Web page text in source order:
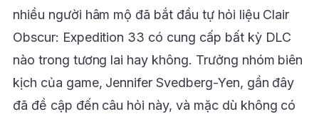
nhiều người hâm mộ đã bắt đầu tự hỏi liệu Clair
Obscur: Expedition 33 có cung cấp bất kỳ DLC
nào trong tương lai hay không. Trưởng nhóm biên
kịch của game, Jennifer Svedberg-Yen, gần đây
đã đề cập đến câu hỏi này, và mặc dù không có